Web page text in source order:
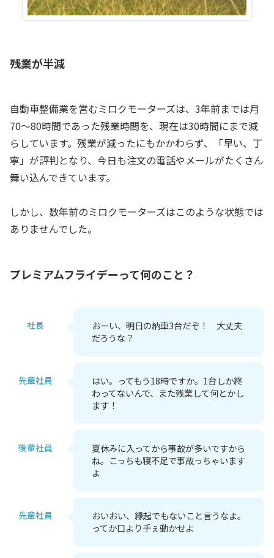
残業が半減
自動車整備業を営むミロクモーターズは、3年前までは月
70～80時間であった残業時間を、現在は30時間にまで減
らしています。残業が減ったにもかかわらず、「早い、丁
寧」が評判となり、今日も注文の電話やメールがたくさん
舞い込んできています。
しかし、数年前のミロクモーターズはこのような状態では
ありませんでした。
プレミアムフライデーって何のこと？
社長
おーい、明日の納車3台だぞ！ 大丈夫
だろうな？
先輩社員
はい。ってもう18時ですか。1台しか終
わってないんで、また残業して何とかし
ます！
後輩社員
夏休みに入ってから事故が多いですから
ね。こっちも寝不足で事故っちゃいます
よ
先輩社員
おいおい、縁起でもないこと言うなよ。
ってか口より手ぇ動かせよ